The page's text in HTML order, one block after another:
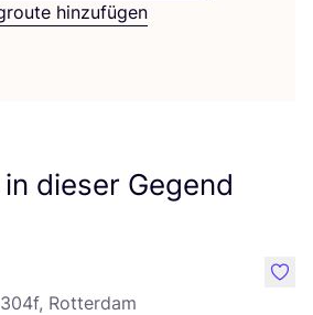
hinzufügen
dieser Gegend
Rotterdam
like